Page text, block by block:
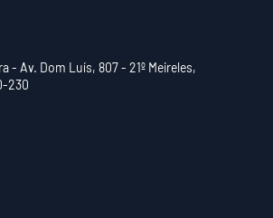
- Av. Dom Luís, 807 - 21º Meireles,
230